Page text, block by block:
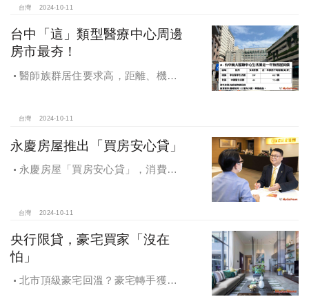
台灣 2024-10-11
台中「這」類型醫療中心周邊
房市最夯！
醫師族群居住要求高，距離、機能
台灣 2024-10-11
永慶房屋推出「買房安心貸」
永慶房屋「買房安心貸」，消費者
產交易安全
台灣 2024-10-11
央行限貸，豪宅買家「沒在
怕」
北市頂級豪宅回溫？豪宅轉手獲利